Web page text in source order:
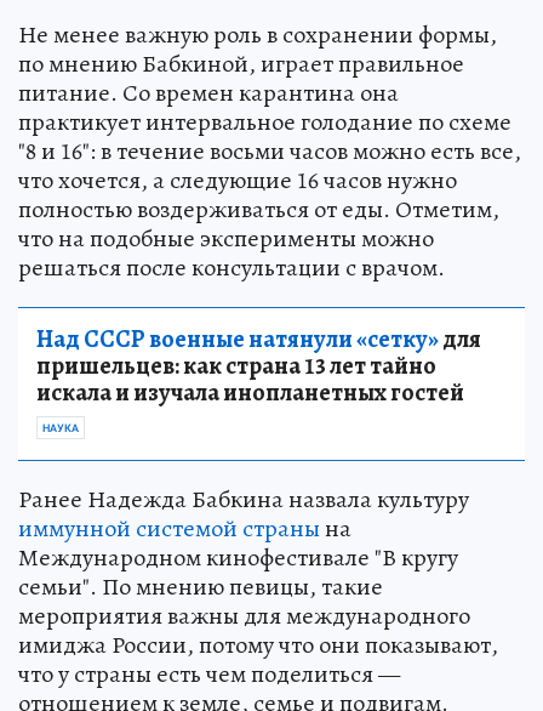
Не менее важную роль в сохранении формы,
по мнению Бабкиной, играет правильное
питание. Со времен карантина она
практикует интервальное голодание по схеме
"8 и 16": в течение восьми часов можно есть все,
что хочется, а следующие 16 часов нужно
полностью воздерживаться от еды. Отметим,
что на подобные эксперименты можно
решаться после консультации с врачом.
Над СССР военные натянули «сетку»для
пришельцев: как страна 13 лет тайно
искала и изучала инопланетных гостей
НАУКА
Ранее Надежда Бабкина назвала культуру
иммунной системой странына
Международном кинофестивале "В кругу
семьи". По мнению певицы, такие
мероприятия важны для международного
имиджа России, потому что они показывают,
что у страны есть чем поделиться —
отношением к земле, семье и подвигам.